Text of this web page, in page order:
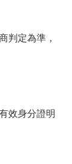
判定為準，
效身分證明